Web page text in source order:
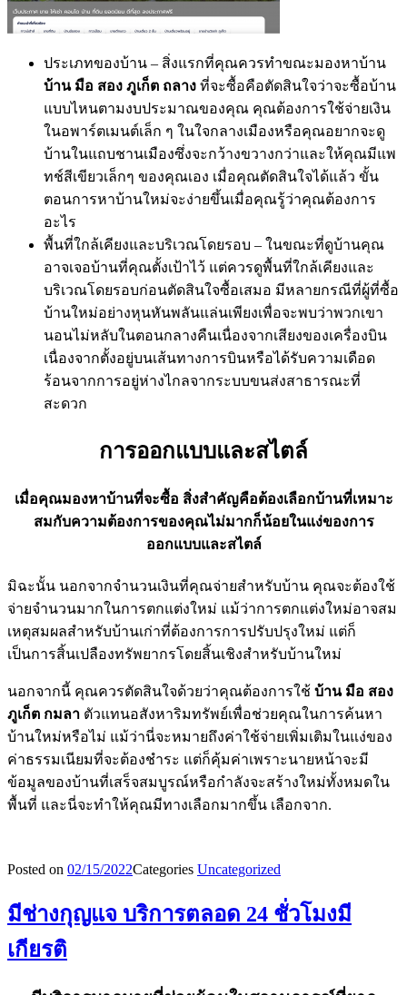
ประเภทของบ้าน – สิ่งแรกที่คุณควรทำขณะมองหาบ้าน
บ้าน มือ สอง ภูเก็ต ถลาง ที่จะซื้อคือตัดสินใจว่าจะซื้อบ้าน
แบบไหนตามงบประมาณของคุณ คุณต้องการใช้จ่ายเงิน
ในอพาร์ตเมนต์เล็ก ๆ ในใจกลางเมืองหรือคุณอยากจะดู
บ้านในแถบชานเมืองซึ่งจะกว้างขวางกว่าและให้คุณมีแพ
ทช์สีเขียวเล็กๆ ของคุณเอง เมื่อคุณตัดสินใจได้แล้ว ขั้น
ตอนการหาบ้านใหม่จะง่ายขึ้นเมื่อคุณรู้ว่าคุณต้องการ
อะไร
พื้นที่ใกล้เคียงและบริเวณโดยรอบ – ในขณะที่ดูบ้านคุณ
อาจเจอบ้านที่คุณตั้งเป้าไว้ แต่ควรดูพื้นที่ใกล้เคียงและ
บริเวณโดยรอบก่อนตัดสินใจซื้อเสมอ มีหลายกรณีที่ผู้ที่ซื้อ
บ้านใหม่อย่างหุนหันพลันแล่นเพียงเพื่อจะพบว่าพวกเขา
นอนไม่หลับในตอนกลางคืนเนื่องจากเสียงของเครื่องบิน
เนื่องจากตั้งอยู่บนเส้นทางการบินหรือได้รับความเดือด
ร้อนจากการอยู่ห่างไกลจากระบบขนส่งสาธารณะที่
สะดวก
การออกแบบและสไตล์
เมื่อคุณมองหาบ้านที่จะซื้อ สิ่งสำคัญคือต้องเลือกบ้านที่เหมาะ
สมกับความต้องการของคุณไม่มากก็น้อยในแง่ของการ
ออกแบบและสไตล์
มิฉะนั้น นอกจากจำนวนเงินที่คุณจ่ายสำหรับบ้าน คุณจะต้องใช้
จ่ายจำนวนมากในการตกแต่งใหม่ แม้ว่าการตกแต่งใหม่อาจสม
เหตุสมผลสำหรับบ้านเก่าที่ต้องการการปรับปรุงใหม่ แต่ก็
เป็นการสิ้นเปลืองทรัพยากรโดยสิ้นเชิงสำหรับบ้านใหม่
นอกจากนี้ คุณควรตัดสินใจด้วยว่าคุณต้องการใช้ บ้าน มือ สอง
ภูเก็ต กมลา ตัวแทนอสังหาริมทรัพย์เพื่อช่วยคุณในการค้นหา
บ้านใหม่หรือไม่ แม้ว่านี่จะหมายถึงค่าใช้จ่ายเพิ่มเติมในแง่ของ
ค่าธรรมเนียมที่จะต้องชำระ แต่ก็คุ้มค่าเพราะนายหน้าจะมี
ข้อมูลของบ้านที่เสร็จสมบูรณ์หรือกำลังจะสร้างใหม่ทั้งหมดใน
พื้นที่ และนี่จะทำให้คุณมีทางเลือกมากขึ้น เลือกจาก.
Posted on 02/15/2022Categories Uncategorized
มีช่างกุญแจ บริการตลอด 24 ชั่วโมงมี
เกียรติ